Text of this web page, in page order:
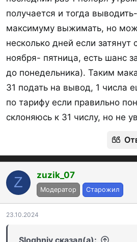
получается и тогда
максимуму выжимать, но
несколько дней если затянут
ноября- пятница, есть шанс
до понедельника). Таким
31 подать на вывод, 1 числа
по тарифу если правильно
склоняюсь к 31 числу, но не
Z zuzik_07
Модератор Старожил
23.10.2024
Sloghniy сказал(а):